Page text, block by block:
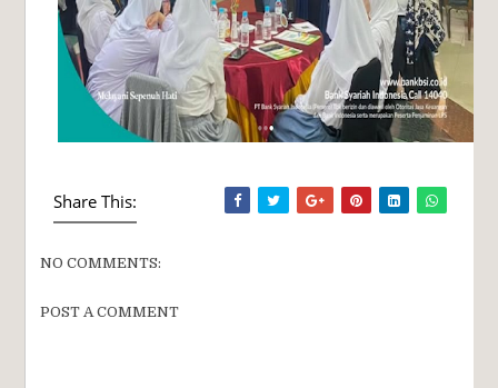
Share This:
NO COMMENTS:
POST A COMMENT